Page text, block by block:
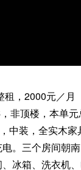
租，2000元／月
非顶楼，本单
中装，全实木
。三个房间朝
冰箱、洗衣机